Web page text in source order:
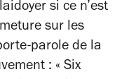
si ce n’est
sur les
parole de la
: « Six